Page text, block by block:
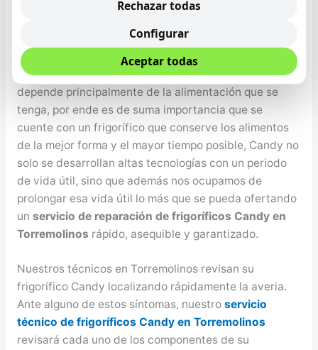
preocuparse si tiene algún inconveniente con su
falta gas al compresor, no enfría apropiadamente,
etcétera cualquier inconveniente lo resolvemos.
Nuestro bienestar y el de nuestro seres queridos
depende principalmente de la alimentación que se
tenga, por ende es de suma importancia que se
cuente con un frigorífico que conserve los alimentos
de la mejor forma y el mayor tiempo posible, Candy no
solo se desarrollan altas tecnologías con un periodo
de vida útil, sino que además nos ocupamos de
prolongar esa vida útil lo más que se pueda ofertando
un servicio de reparación de frigoríficos Candy en
Torremolinos rápido, asequible y garantizado.
Nuestros técnicos en Torremolinos revisan su
frigorífico Candy localizando rápidamente la averia.
Ante alguno de estos síntomas, nuestro servicio
técnico de frigoríficos Candy en Torremolinos
revisará cada uno de los componentes de su
Rechazar todas
Configurar
Aceptar todas